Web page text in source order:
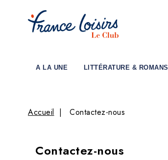
A LA UNE LITTÉRATURE & ROMANS
Accueil Contactez-nous
Contactez-nous